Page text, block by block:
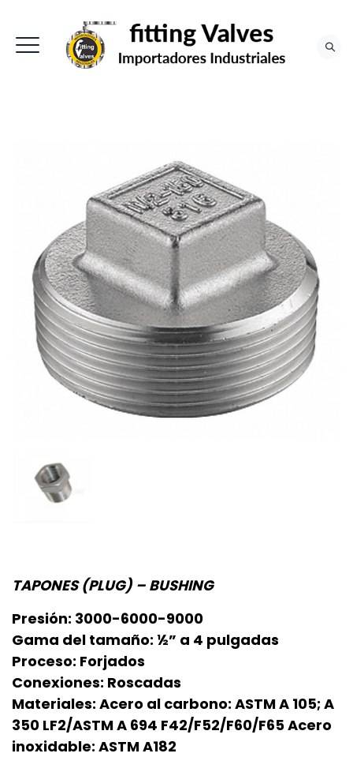
TAPONES (PLUG) – BUSHING
Presión: 3000-6000-9000
Gama del tamaño: ½” a 4 pulgadas
Proceso: Forjados
Conexiones: Roscadas
Materiales: Acero al carbono: ASTM A 105; A
350 LF2/ASTM A 694 F42/F52/F60/F65 Acero
inoxidable: ASTM A182